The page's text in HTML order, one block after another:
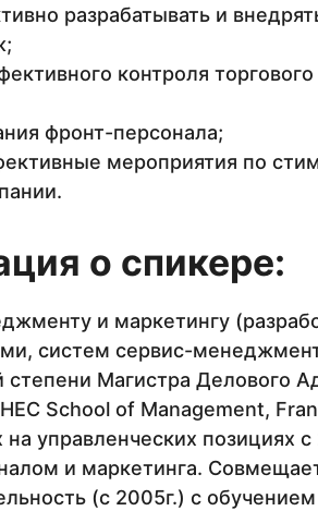
разрабатывать и
контроля
фронт-персонала;
мероприятия по
о спикере:
и маркетингу
систем сервис-
Магистра Делового
School of Management,
управленческих позициях
и маркетинга.
(с 2005г.) с